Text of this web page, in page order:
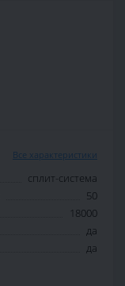
Все характеристики
сплит-система
50
18000
да
да